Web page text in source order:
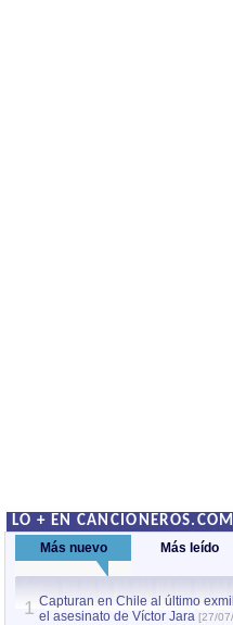
LO + EN CANCIONEROS.COM
Más nuevo Más leído
1 Capturan en Chile al último
el asesinato de Víctor Jara [27/